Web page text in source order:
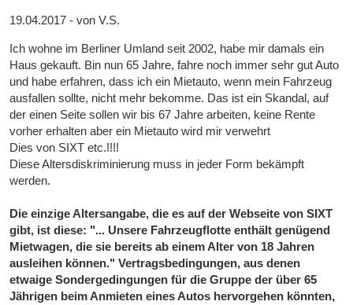
19.04.2017 - von V.S.
Ich wohne im Berliner Umland seit 2002, habe mir damals ein
Haus gekauft. Bin nun 65 Jahre, fahre noch immer sehr gut Auto
und habe erfahren, dass ich ein Mietauto, wenn mein Fahrzeug
ausfallen sollte, nicht mehr bekomme. Das ist ein Skandal, auf
der einen Seite sollen wir bis 67 Jahre arbeiten, keine Rente
vorher erhalten aber ein Mietauto wird mir verwehrt
Dies von SIXT etc.!!!!
Diese Altersdiskriminierung muss in jeder Form bekämpft
werden.
Die einzige Altersangabe, die es auf der Webseite von SIXT
gibt, ist diese: "... Unsere Fahrzeugflotte enthält genügend
Mietwagen, die sie bereits ab einem Alter von 18 Jahren
ausleihen können." Vertragsbedingungen, aus denen
etwaige Sondergedingungen für die Gruppe der über 65
Jährigen beim Anmieten eines Autos hervorgehen könnten,